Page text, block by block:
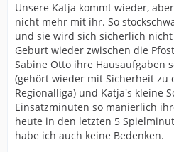
Unsere Katja kommt wieder,
nicht mehr mit ihr. So
und sie wird sich sicherlich
Geburt wieder zwischen die
Sabine Otto ihre Hausaufgaben
(gehört wieder mit Sicherheit zu
Regionalliga) und Katja's kleine
Einsatzminuten so manierlich
heute in den letzten 5
habe ich auch keine Bedenken.